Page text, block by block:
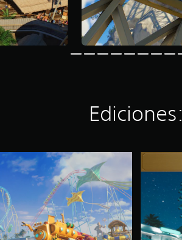
Ediciones:
E
d
ó
n